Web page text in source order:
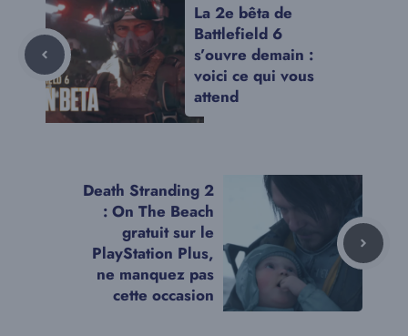
La 2e bêta de
Battlefield 6
s’ouvre demain :
voici ce qui vous
attend
Death Stranding 2
: On The Beach
gratuit sur le
PlayStation Plus,
ne manquez pas
cette occasion